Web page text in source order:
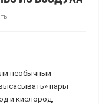
необычный
пары
и кислород,